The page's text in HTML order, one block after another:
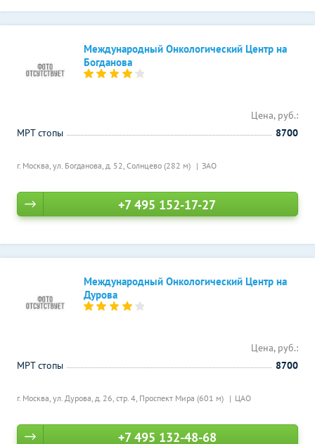
Международный Онкологический Центр на
Богданова
г. Москва, ул. Богданова, д. 52, Солнцево (282 м) ЗАО
Цена, руб.:
МРТ стопы
8700
+7 495 152-17-27
Международный Онкологический Центр на
Дурова
г. Москва, ул. Дурова, д. 26, стр. 4, Проспект Мира (601 м) ЦАО
Цена, руб.:
МРТ стопы
8700
+7 495 132-48-68